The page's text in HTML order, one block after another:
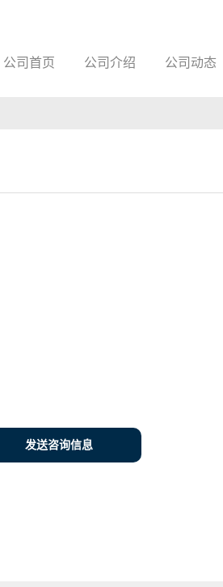
公司首页 公司介绍 公司动态
发送咨询信息